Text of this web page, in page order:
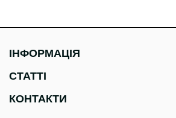
ІНФОРМАЦІЯ
СТАТТІ
КОНТАКТИ